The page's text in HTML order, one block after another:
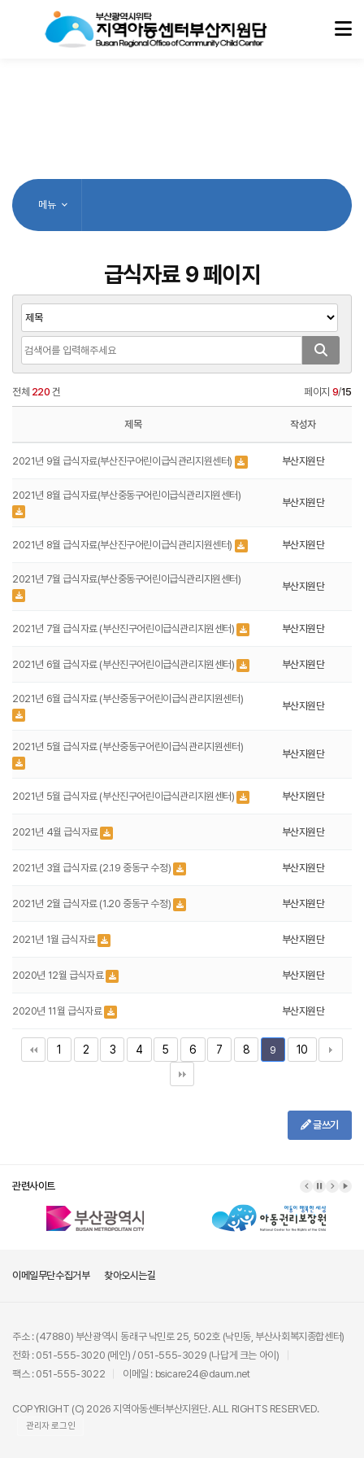
메뉴
급식자료 9 페이지
전체 220 건 페이지 9/15
제목 작성자
2021년 9월 급식자료(부산진구어린이급식관리지원센터) 부산지원단
2021년 8월 급식자료(부산중동구어린이급식관리지원센터)
부산지원단
2021년 8월 급식자료(부산진구어린이급식관리지원센터) 부산지원단
2021년 7월 급식자료(부산중동구어린이급식관리지원센터)
부산지원단
2021년 7월 급식자료 (부산진구어린이급식관리지원센터) 부산지원단
2021년 6월 급식자료 (부산진구어린이급식관리지원센터) 부산지원단
2021년 6월 급식자료 (부산중동구어린이급식관리지원센터)
부산지원단
2021년 5월 급식자료 (부산중동구어린이급식관리지원센터)
부산지원단
2021년 5월 급식자료 (부산진구어린이급식관리지원센터) 부산지원단
2021년 4월 급식자료 부산지원단
2021년 3월 급식자료 (2.19 중동구 수정) 부산지원단
2021년 2월 급식자료 (1.20 중동구 수정) 부산지원단
2021년 1월 급식자료 부산지원단
2020년 12월 급식자료 부산지원단
2020년 11월 급식자료 부산지원단
1 2 3 4 5 6 7 8 9 10
글쓰기
관련사이트
이메일무단수집거부 찾아오시는길
주소 : (47880) 부산광역시 동래구 낙민로 25, 502호 (낙민동, 부산사회복지종합센터)
전화 : 051-555-3020 (메인) / 051-555-3029 (나답게 크는 아이)
팩스 : 051-555-3022
이메일 : bsicare24@daum.net
COPYRIGHT (C) 2026 지역아동센터부산지원단. ALL RIGHTS RESERVED.
관리자 로그인